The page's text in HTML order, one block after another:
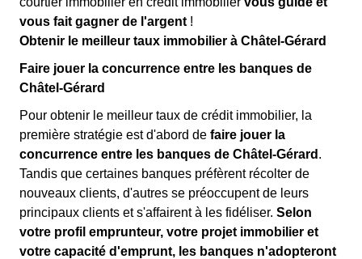
vous fait gagner de l'argent !
Obtenir le meilleur taux immobilier à Châtel-Gérard
Faire jouer la concurrence entre les banques de
Châtel-Gérard
Pour obtenir le meilleur taux de crédit immobilier, la
première stratégie est d'abord de faire jouer la
concurrence entre les banques de Châtel-Gérard .
Tandis que certaines banques préfèrent récolter de
nouveaux clients, d'autres se préoccupent de leurs
principaux clients et s'affairent à les fidéliser. Selon
votre profil emprunteur, votre projet immobilier et
votre capacité d'emprunt, les banques n'adopteront